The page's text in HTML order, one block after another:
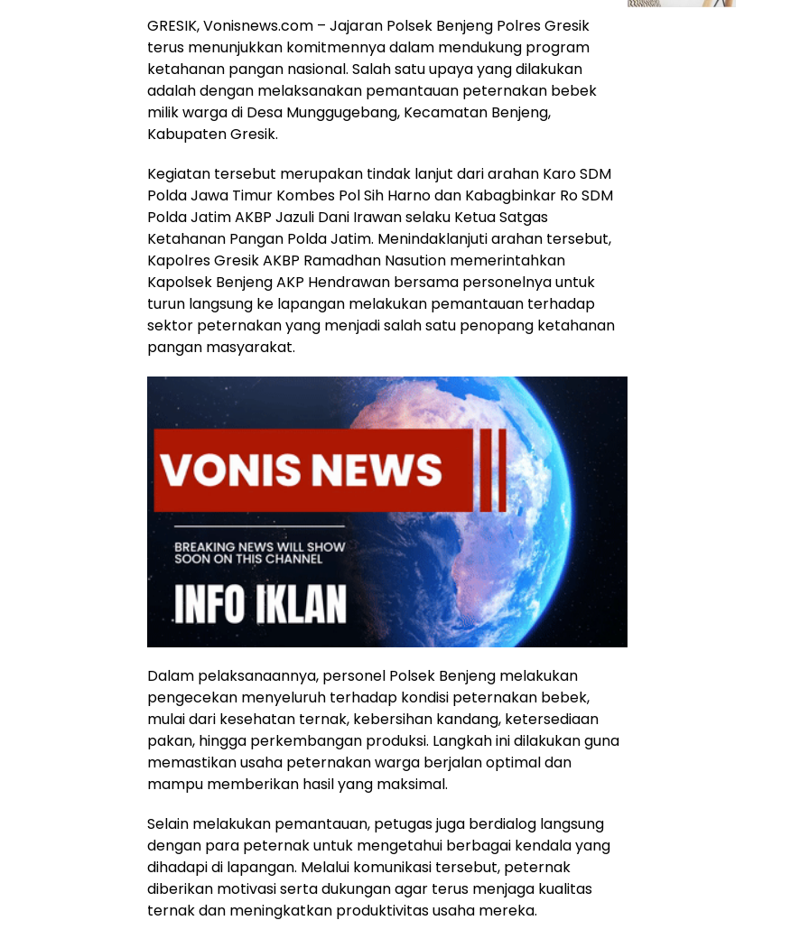
GRESIK, Vonisnews.com – Jajaran Polsek Benjeng Polres Gresik
terus menunjukkan komitmennya dalam mendukung program
ketahanan pangan nasional. Salah satu upaya yang dilakukan
adalah dengan melaksanakan pemantauan peternakan bebek
milik warga di Desa Munggugebang, Kecamatan Benjeng,
Kabupaten Gresik.
Kegiatan tersebut merupakan tindak lanjut dari arahan Karo SDM
Polda Jawa Timur Kombes Pol Sih Harno dan Kabagbinkar Ro SDM
Polda Jatim AKBP Jazuli Dani Irawan selaku Ketua Satgas
Ketahanan Pangan Polda Jatim. Menindaklanjuti arahan tersebut,
Kapolres Gresik AKBP Ramadhan Nasution memerintahkan
Kapolsek Benjeng AKP Hendrawan bersama personelnya untuk
turun langsung ke lapangan melakukan pemantauan terhadap
sektor peternakan yang menjadi salah satu penopang ketahanan
pangan masyarakat.
Dalam pelaksanaannya, personel Polsek Benjeng melakukan
pengecekan menyeluruh terhadap kondisi peternakan bebek,
mulai dari kesehatan ternak, kebersihan kandang, ketersediaan
pakan, hingga perkembangan produksi. Langkah ini dilakukan guna
memastikan usaha peternakan warga berjalan optimal dan
mampu memberikan hasil yang maksimal.
Selain melakukan pemantauan, petugas juga berdialog langsung
dengan para peternak untuk mengetahui berbagai kendala yang
dihadapi di lapangan. Melalui komunikasi tersebut, peternak
diberikan motivasi serta dukungan agar terus menjaga kualitas
ternak dan meningkatkan produktivitas usaha mereka.